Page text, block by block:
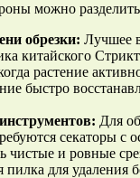
можно разделить
обрезки: Лучшее
китайского
растение
быстро
Для
секаторы с
чистые и ровные
пилка для удаления